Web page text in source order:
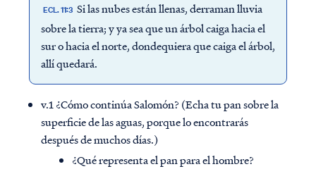
ECL. 11:3 Si las nubes están llenas, derraman lluvia
sobre la tierra; y ya sea que un árbol caiga hacia el
sur o hacia el norte, dondequiera que caiga el árbol,
allí quedará.
v.1 ¿Cómo continúa Salomón? (Echa tu pan sobre la
superficie de las aguas, porque lo encontrarás
después de muchos días.)
¿Qué representa el pan para el hombre?